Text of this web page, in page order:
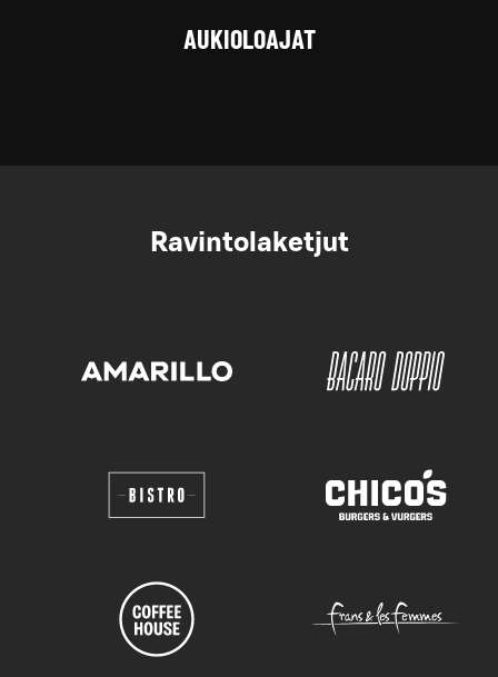
AUKIOLOAJAT
Ravintolaketjut